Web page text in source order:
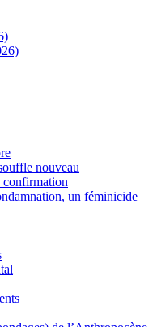
nouveau
confirmation
un féminicide